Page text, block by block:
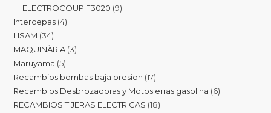
ELECTROCOUP F3020 9
Intercepas 4
LISAM 34
MAQUINÀRIA 3
Maruyama 5
Recambios bombas baja presion 17
Recambios Desbrozadoras y Motosierras gasolina 6
RECAMBIOS TIJERAS ELECTRICAS 18